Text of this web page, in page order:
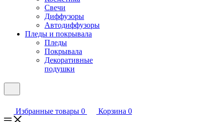
Свечи
Диффузоры
Автодиффузоры
Пледы и покрывала
Пледы
Покрывала
Декоративные
подушки
Избранные товары 0 Корзина 0